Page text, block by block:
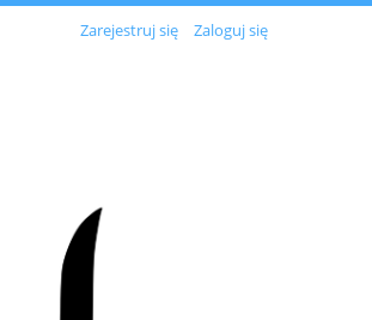
Zarejestruj się Zaloguj się